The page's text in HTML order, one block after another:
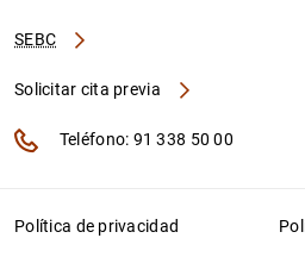
SEBC
Solicitar cita previa
Teléfono: 91 338 50 00
Política de privacidad